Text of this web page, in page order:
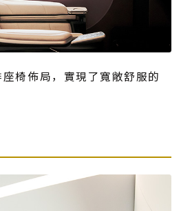
椅佈局，實現了寬敞舒服的